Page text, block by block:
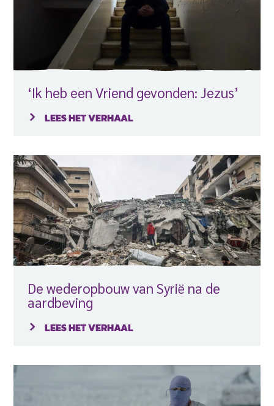
‘Ik heb een Vriend gevonden: Jezus’
LEES HET VERHAAL
De wederopbouw van Syrië na de
aardbeving
LEES HET VERHAAL